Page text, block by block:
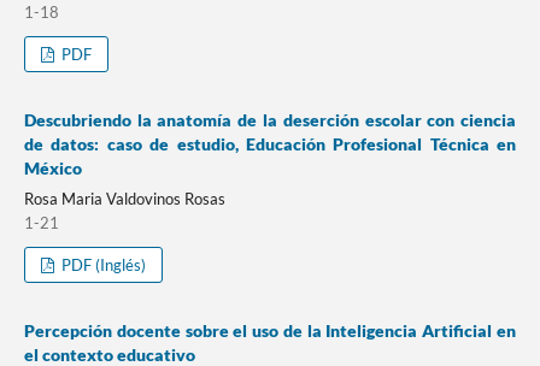
1-18
PDF
Descubriendo la anatomía de la deserción escolar con ciencia
de datos: caso de estudio, Educación Profesional Técnica en
México
Rosa Maria Valdovinos Rosas
1-21
PDF (Inglés)
Percepción docente sobre el uso de la Inteligencia Artificial en
el contexto educativo